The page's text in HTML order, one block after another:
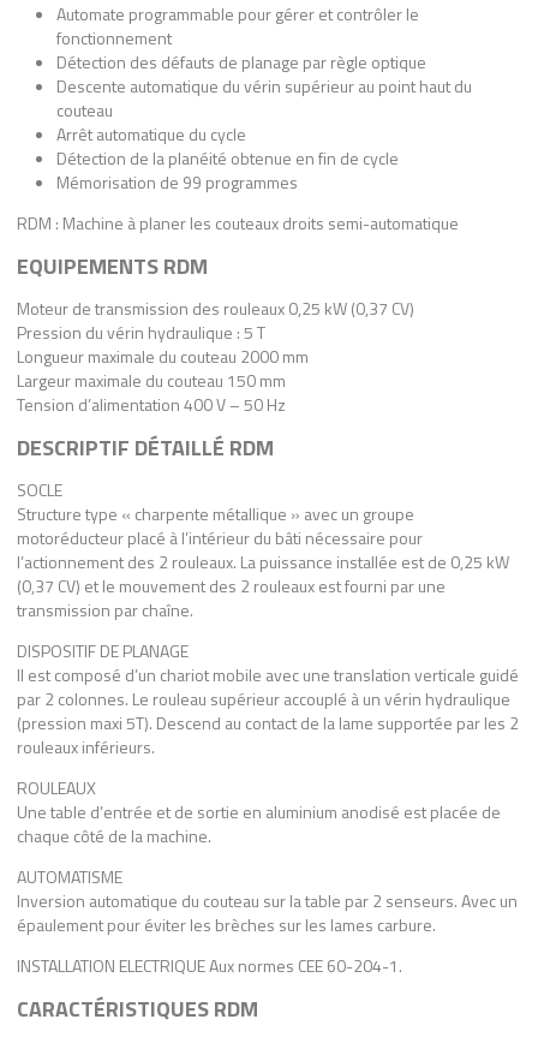
Automate programmable pour gérer et contrôler le
fonctionnement
Détection des défauts de planage par règle optique
Descente automatique du vérin supérieur au point haut du
couteau
Arrêt automatique du cycle
Détection de la planéité obtenue en fin de cycle
Mémorisation de 99 programmes
RDM : Machine à planer les couteaux droits semi-automatique
EQUIPEMENTS RDM
Moteur de transmission des rouleaux 0,25 kW (0,37 CV)
Pression du vérin hydraulique : 5 T
Longueur maximale du couteau 2000 mm
Largeur maximale du couteau 150 mm
Tension d’alimentation 400 V – 50 Hz
DESCRIPTIF DÉTAILLÉ RDM
SOCLE
Structure type « charpente métallique » avec un groupe
motoréducteur placé à l’intérieur du bâti nécessaire pour
l’actionnement des 2 rouleaux. La puissance installée est de 0,25 kW
(0,37 CV) et le mouvement des 2 rouleaux est fourni par une
transmission par chaîne.
DISPOSITIF DE PLANAGE
Il est composé d’un chariot mobile avec une translation verticale guidé
par 2 colonnes. Le rouleau supérieur accouplé à un vérin hydraulique
(pression maxi 5T). Descend au contact de la lame supportée par les 2
rouleaux inférieurs.
ROULEAUX
Une table d’entrée et de sortie en aluminium anodisé est placée de
chaque côté de la machine.
AUTOMATISME
Inversion automatique du couteau sur la table par 2 senseurs. Avec un
épaulement pour éviter les brèches sur les lames carbure.
INSTALLATION ELECTRIQUE Aux normes CEE 60-204-1.
CARACTÉRISTIQUES RDM